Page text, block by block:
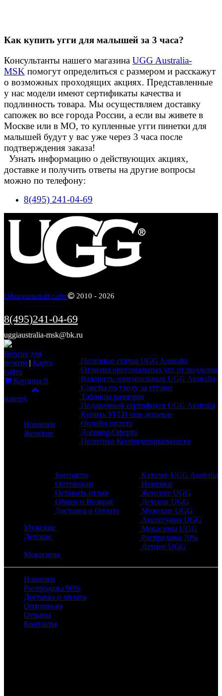
Как купить угги для малышей за 3 часа?
Консультанты нашего магазина UGG Australia-
MSK помогут определиться с размером и расскажут
о возможных проходящих акциях. Представленные
у нас модели имеют сертификаты качества и
подлинность товара. Мы осуществляем доставку
сапожек во все города России, а если вы живете в
Москве или в МО, то купленные угги пинетки для
малышей будут у вас уже через 3 часа после
подтверждения заказа!
Узнать информацию о действующих акциях,
доставке и получить ответы на другие вопросы
можно по телефону:
8(495) 241-04-69
Официальный сайт 2010 - 2026
8(495)241-04-69
uggiaustralia-msk@bk.ru
Полезные статьи UGG Australia
Отличия оригинальных угг от подделок
Важность оригинальных UGG Australia
Советы по уходу за уггами
Таблицы размеров
Подарочный сертификат UGG Australia
Купить УГГИ еще дешевле
Онлайн оплата
Договор-Оферта
Политика Конфиденциальности
Каталог UGG Australia
Новинки
Женские UGG
Детские UGG
Мужские UGG
Аксессуары UGG
Мокасины UGG
Распродажа 70%
Летние UGG
Контакты
Оптовикам
Оставить отзыв
Обмен и Возврат
Доставка и Оплата
Версия для
печати | Карта
сайта
Корзина 0
наверх
Новинки
Женские
Мужские
Детские
Мокасины
Новинки
Распродажа 90%
Доставка и оплата
Оптовикам
Отзывы
Контакты